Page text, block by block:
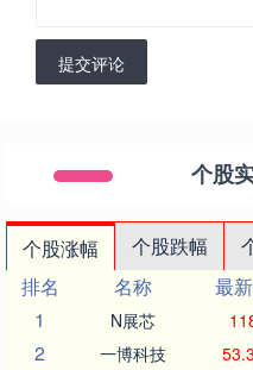
提交评论
个股
个股涨幅 个股跌幅
排名
名称 最
1
N展芯
2 一博科技